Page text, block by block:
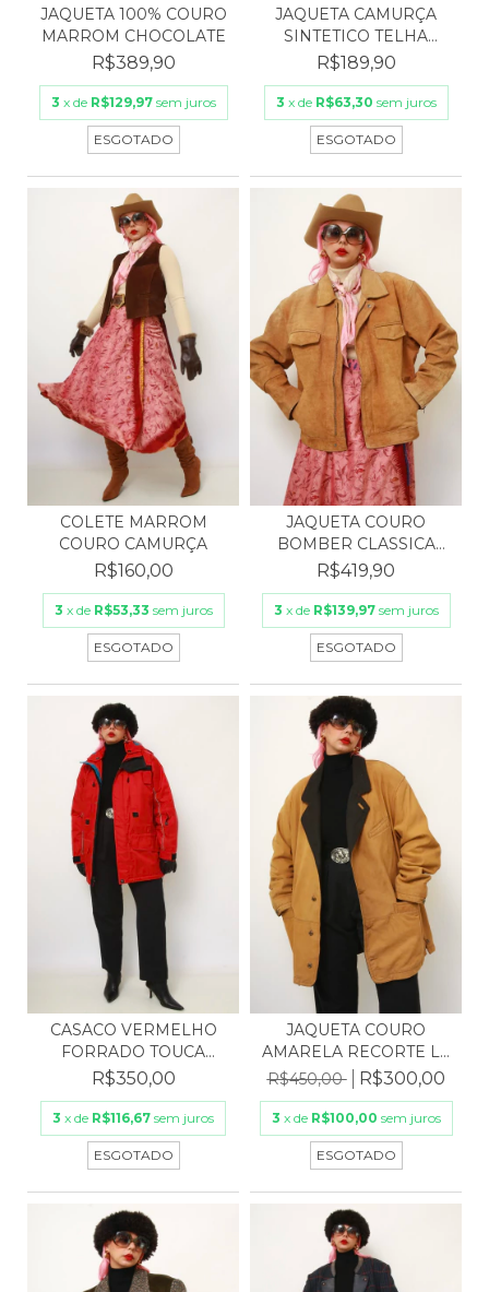
JAQUETA 100% COURO
MARROM CHOCOLATE
R$389,90
3 x de R$129,97 sem juros
ESGOTADO
JAQUETA CAMURÇA
SINTETICO TELHA
FORRADO
R$189,90
3 x de R$63,30 sem juros
ESGOTADO
COLETE MARROM
COURO CAMURÇA
R$160,00
3 x de R$53,33 sem juros
ESGOTADO
JAQUETA COURO
BOMBER CLASSICA
BEGE
R$419,90
3 x de R$139,97 sem juros
ESGOTADO
CASACO VERMELHO
FORRADO TOUCA
REMOVIVEL
R$350,00
3 x de R$116,67 sem juros
ESGOTADO
JAQUETA COURO
AMARELA RECORTE LÃ
CINZA M...
R$450,00 R$300,00
3 x de R$100,00 sem juros
ESGOTADO